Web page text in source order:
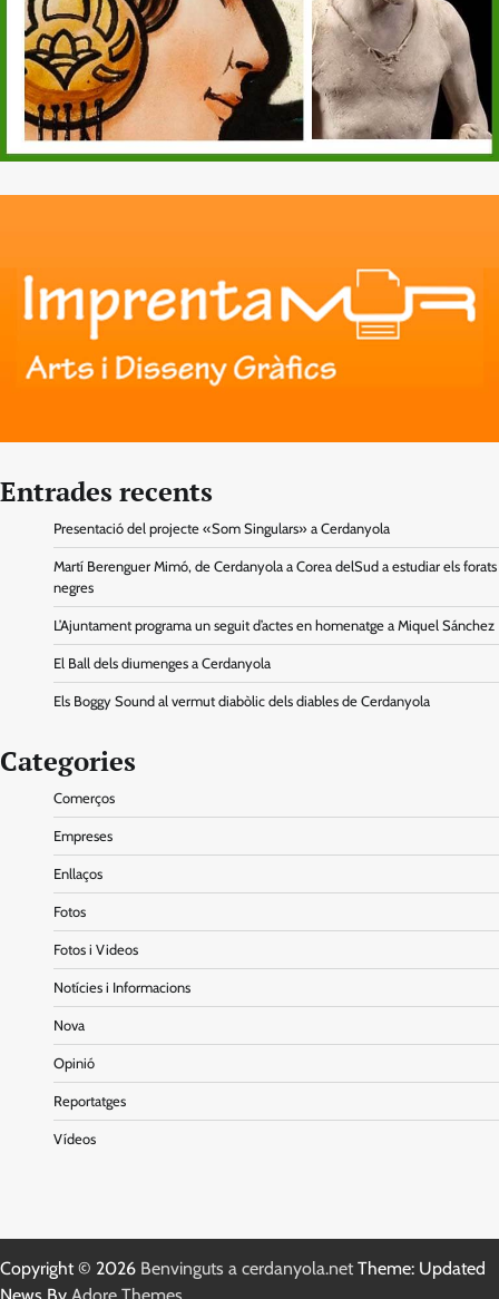
Entrades recents
Presentació del projecte «Som Singulars» a Cerdanyola
Martí Berenguer Mimó, de Cerdanyola a Corea delSud a estudiar els forats
negres
L’Ajuntament programa un seguit d’actes en homenatge a Miquel Sánchez
El Ball dels diumenges a Cerdanyola
Els Boggy Sound al vermut diabòlic dels diables de Cerdanyola
Categories
Comerços
Empreses
Enllaços
Fotos
Fotos i Videos
Notícies i Informacions
Nova
Opinió
Reportatges
Vídeos
Copyright © 2026 Benvinguts a cerdanyola.net Theme: Updated